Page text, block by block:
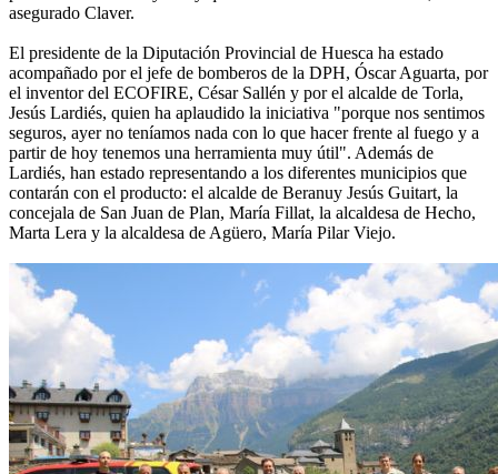
asegurado Claver.
El presidente de la Diputación Provincial de Huesca ha estado
acompañado por el jefe de bomberos de la DPH, Óscar Aguarta, por
el inventor del ECOFIRE, César Sallén y por el alcalde de Torla,
Jesús Lardiés, quien ha aplaudido la iniciativa "porque nos sentimos
seguros, ayer no teníamos nada con lo que hacer frente al fuego y a
partir de hoy tenemos una herramienta muy útil". Además de
Lardiés, han estado representando a los diferentes municipios que
contarán con el producto: el alcalde de Beranuy Jesús Guitart, la
concejala de San Juan de Plan, María Fillat, la alcaldesa de Hecho,
Marta Lera y la alcaldesa de Agüero, María Pilar Viejo.